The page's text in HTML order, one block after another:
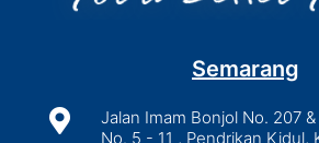
Semarang

Jalan Imam Bonjol No. 207
No. 5 - 11 , Pendrikan Kidul,